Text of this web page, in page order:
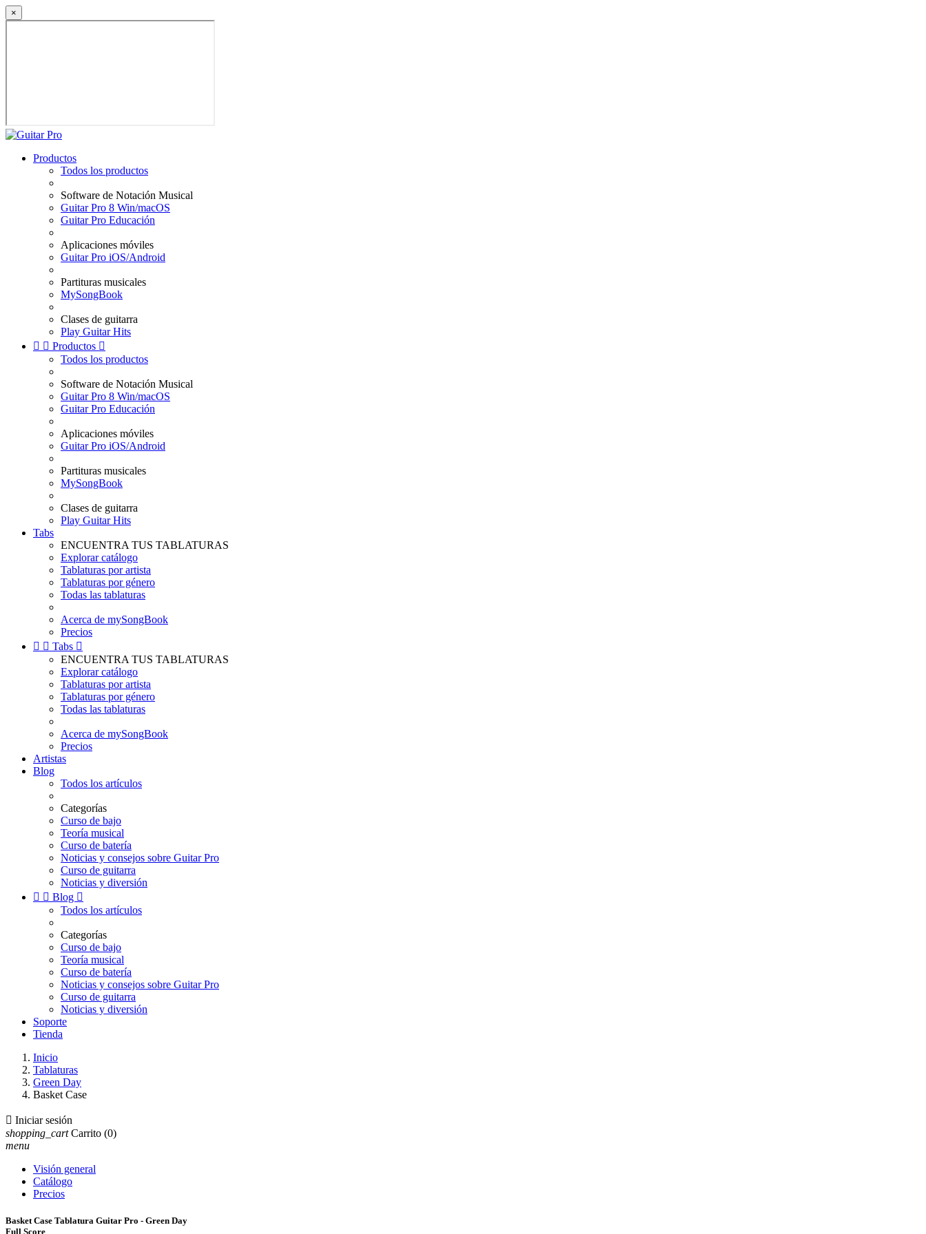
×
Productos
Todos los productos
Software de Notación Musical
Guitar Pro 8 Win/macOS
Guitar Pro Educación
Aplicaciones móviles
Guitar Pro iOS/Android
Partituras musicales
MySongBook
Clases de guitarra
Play Guitar Hits
  Productos 
Todos los productos
Software de Notación Musical
Guitar Pro 8 Win/macOS
Guitar Pro Educación
Aplicaciones móviles
Guitar Pro iOS/Android
Partituras musicales
MySongBook
Clases de guitarra
Play Guitar Hits
Tabs
ENCUENTRA TUS TABLATURAS
Explorar catálogo
Tablaturas por artista
Tablaturas por género
Todas las tablaturas
Acerca de mySongBook
Precios
  Tabs 
ENCUENTRA TUS TABLATURAS
Explorar catálogo
Tablaturas por artista
Tablaturas por género
Todas las tablaturas
Acerca de mySongBook
Precios
Artistas
Blog
Todos los artículos
Categorías
Curso de bajo
Teoría musical
Curso de batería
Noticias y consejos sobre Guitar Pro
Curso de guitarra
Noticias y diversión
  Blog 
Todos los artículos
Categorías
Curso de bajo
Teoría musical
Curso de batería
Noticias y consejos sobre Guitar Pro
Curso de guitarra
Noticias y diversión
Soporte
Tienda
Inicio
Tablaturas
Green Day
Basket Case
 Iniciar sesión
shopping_cart Carrito (0)
menu
Visión general
Catálogo
Precios
Basket Case Tablatura Guitar Pro - Green Day
Full Score